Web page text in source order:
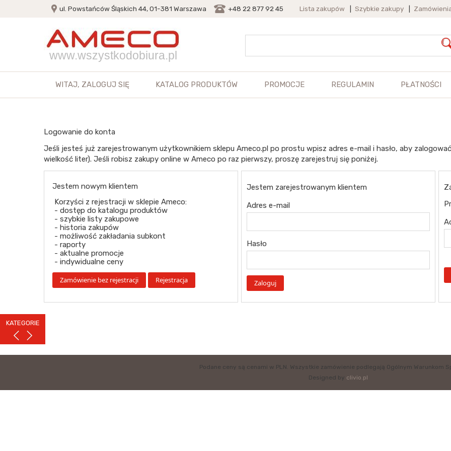
KATEGORIE
ul. Powstańców Śląskich 44, 01-381 Warszawa +48 22 877 92 45 Lista zakupów Szybkie zakupy
www.wszystkodobiura.pl
WITAJ, ZALOGUJ SIĘ KATALOG PRODUKTÓW PROMOCJE REGULAMIN PŁATNOŚCI
Logowanie do konta
Jeśli jesteś już zarejestrowanym użytkownikiem sklepu Ameco.pl po prostu wpisz adres e-mail i hasło, aby
wielkość liter). Jeśli robisz zakupy online w Ameco po raz pierwszy, proszę zarejestruj się poniżej.
Jestem nowym klientem
Korzyści z rejestracji w sklepie Ameco:
- dostęp do katalogu produktów
- szybkie listy zakupowe
- historia zakupów
- możliwość zakładania subkont
- raporty
- aktualne promocje
- indywidualne ceny
Jestem zarejestrowanym klientem
Adres e-mail
Hasło
Podane ceny są cenami w PLN. Wszystkie zamówienie podlegają Ogólnym Warunkom
Designed by clivio.pl